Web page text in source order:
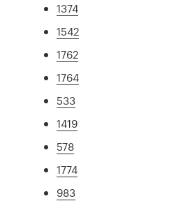
1374
1542
1762
1764
533
1419
578
1774
983